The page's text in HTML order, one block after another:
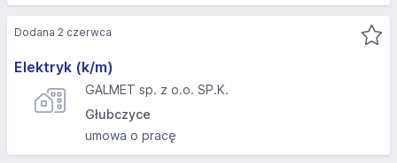
Elektryk (k/m)
GALMET sp. z o.o. SP.K.
Głubczyce
umowa o pracę
Dodana 2 czerwca